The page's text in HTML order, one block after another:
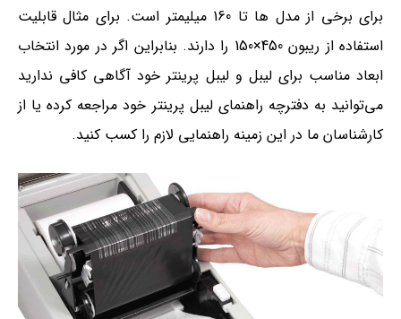
برای برخی از مدل ها تا 160 میلیمتر است. برای مثال قابلیت
استفاده از ریبون 450×150 را دارند. بنابراین اگر در مورد انتخاب
ابعاد مناسب برای لیبل و لیبل پرینتر خود آگاهی کافی ندارید
می‌توانید به دفترچه راهنمای لیبل پرینتر خود مراجعه کرده یا از
کارشناسان ما در این زمینه راهنمایی لازم را کسب کنید.